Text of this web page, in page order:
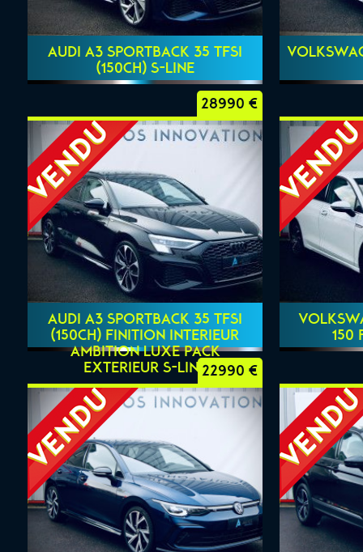
AUDI A3 SPORTBACK 35 TFSI
(150ch) S-LINE
28990 €
AUDI A3 SPORTBACK 35 TFSI
(150CH) FINITION INTERIEUR
AMBITION LUXE PACK
EXTERIEUR S-LINE
150
22990 €